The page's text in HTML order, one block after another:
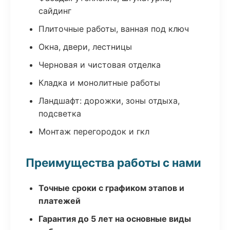
сайдинг
Плиточные работы, ванная под ключ
Окна, двери, лестницы
Черновая и чистовая отделка
Кладка и монолитные работы
Ландшафт: дорожки, зоны отдыха,
подсветка
Монтаж перегородок и гкл
Преимущества работы с нами
Точные сроки с графиком этапов и
платежей
Гарантия до 5 лет на основные виды